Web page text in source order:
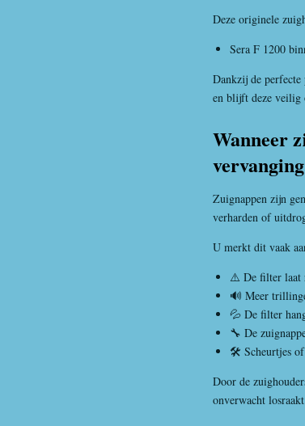
Deze originele
Sera F 1200
Dankzij de perfecte
en blijft deze veilig
Wanneer
Zuignappen zijn
verharden of
U merkt dit vaak
⚠️ De filter laat
🔊 Meer
💦 De filter
🔧 De
🛠️ Scheurtjes of
Door de
onverwacht